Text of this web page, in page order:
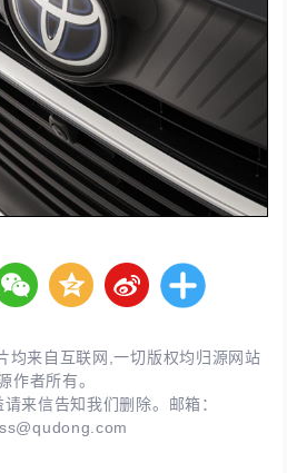
均来自互联网,一切版权均归源网站
作者所有。
来信告知我们删除。邮箱：